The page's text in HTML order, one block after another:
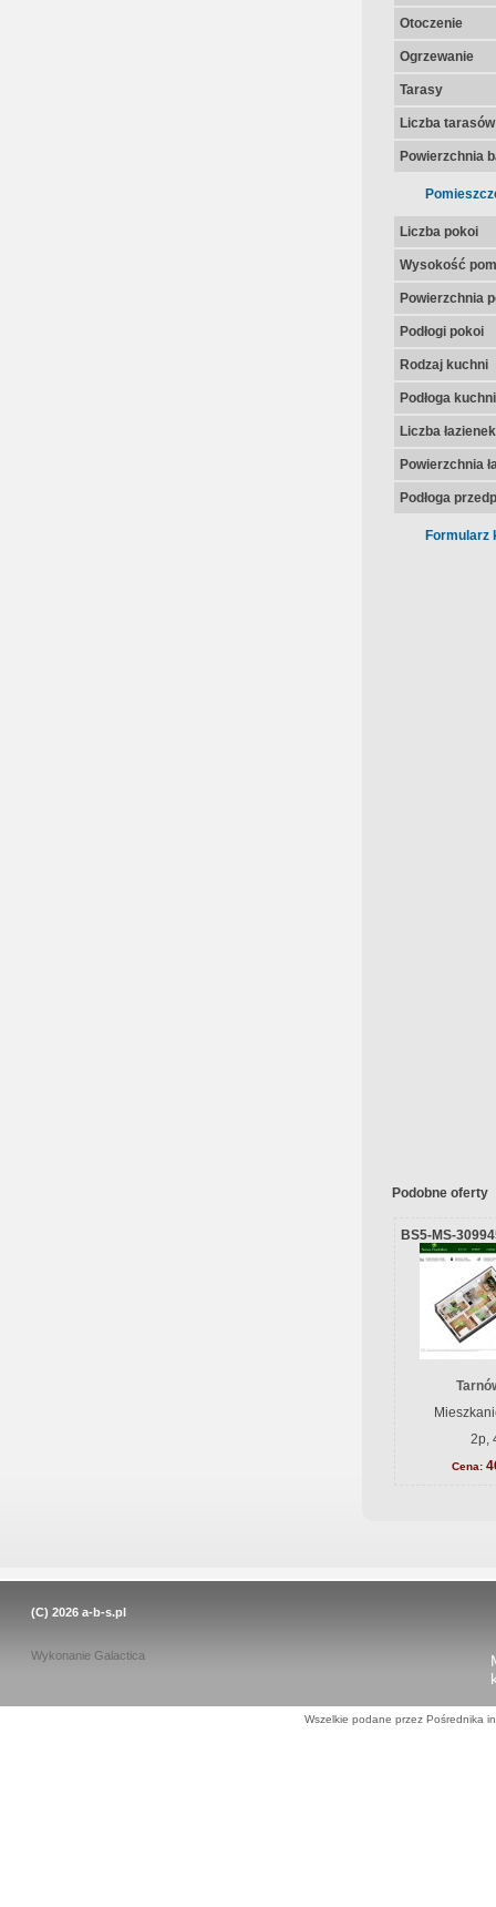
Otoczenie
Ogrzewanie
Tarasy
Liczba tarasów
Powierzchnia
Liczba pokoi
Wysokość
Powierzchnia
Podłogi pokoi
Rodzaj kuchni
Podłoga kuchni
Liczba łazienek
Powierzchnia
Podłoga
Formularz
Podobne oferty
BS5-MS-
2p,
Cena:
(C) 2026 a-b-s.pl
Wykonanie Galactica
Wszelkie podane przez Pośrednika